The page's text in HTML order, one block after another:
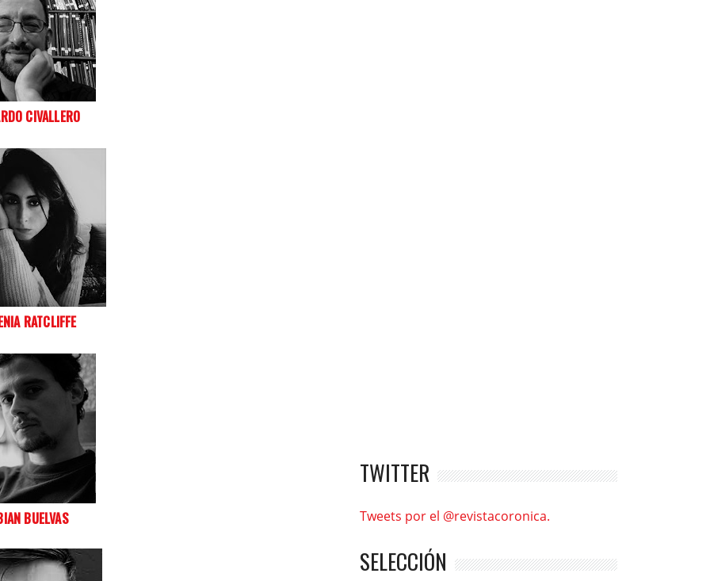
CIVALLERO
RATCLIFFE
BUELVAS
TWITTER
Tweets por el @revistacoronica.
SELECCIÓN